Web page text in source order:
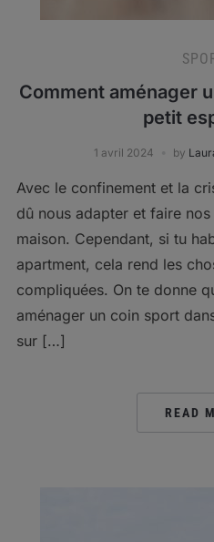
Comment aménager
petit
1 avril 2024 by
Avec le confinement et la
dû nous adapter et faire
maison. Cependant, si tu
apartment, cela rend les
compliquées. On te donne
aménager un coin sport
sur […]
READ